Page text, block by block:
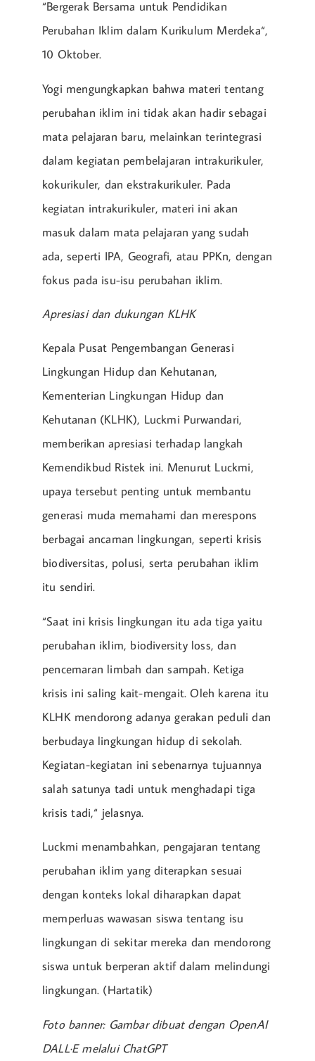
“Bergerak Bersama untuk Pendidikan
Perubahan Iklim dalam Kurikulum Merdeka“,
10 Oktober.
Yogi mengungkapkan bahwa materi tentang
perubahan iklim ini tidak akan hadir sebagai
mata pelajaran baru, melainkan terintegrasi
dalam kegiatan pembelajaran intrakurikuler,
kokurikuler, dan ekstrakurikuler. Pada
kegiatan intrakurikuler, materi ini akan
masuk dalam mata pelajaran yang sudah
ada, seperti IPA, Geografi, atau PPKn, dengan
fokus pada isu-isu perubahan iklim.
Apresiasi dan dukungan KLHK
Kepala Pusat Pengembangan Generasi
Lingkungan Hidup dan Kehutanan,
Kementerian Lingkungan Hidup dan
Kehutanan (KLHK), Luckmi Purwandari,
memberikan apresiasi terhadap langkah
Kemendikbud Ristek ini. Menurut Luckmi,
upaya tersebut penting untuk membantu
generasi muda memahami dan merespons
berbagai ancaman lingkungan, seperti krisis
biodiversitas, polusi, serta perubahan iklim
itu sendiri.
“Saat ini krisis lingkungan itu ada tiga yaitu
perubahan iklim, biodiversity loss, dan
pencemaran limbah dan sampah. Ketiga
krisis ini saling kait-mengait. Oleh karena itu
KLHK mendorong adanya gerakan peduli dan
berbudaya lingkungan hidup di sekolah.
Kegiatan-kegiatan ini sebenarnya tujuannya
salah satunya tadi untuk menghadapi tiga
krisis tadi,“ jelasnya.
Luckmi menambahkan, pengajaran tentang
perubahan iklim yang diterapkan sesuai
dengan konteks lokal diharapkan dapat
memperluas wawasan siswa tentang isu
lingkungan di sekitar mereka dan mendorong
siswa untuk berperan aktif dalam melindungi
lingkungan. (Hartatik)
Foto banner: Gambar dibuat dengan OpenAI
DALL·E melalui ChatGPT